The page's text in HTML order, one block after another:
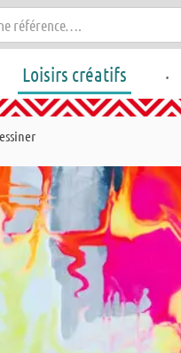
Loisirs créatifs .